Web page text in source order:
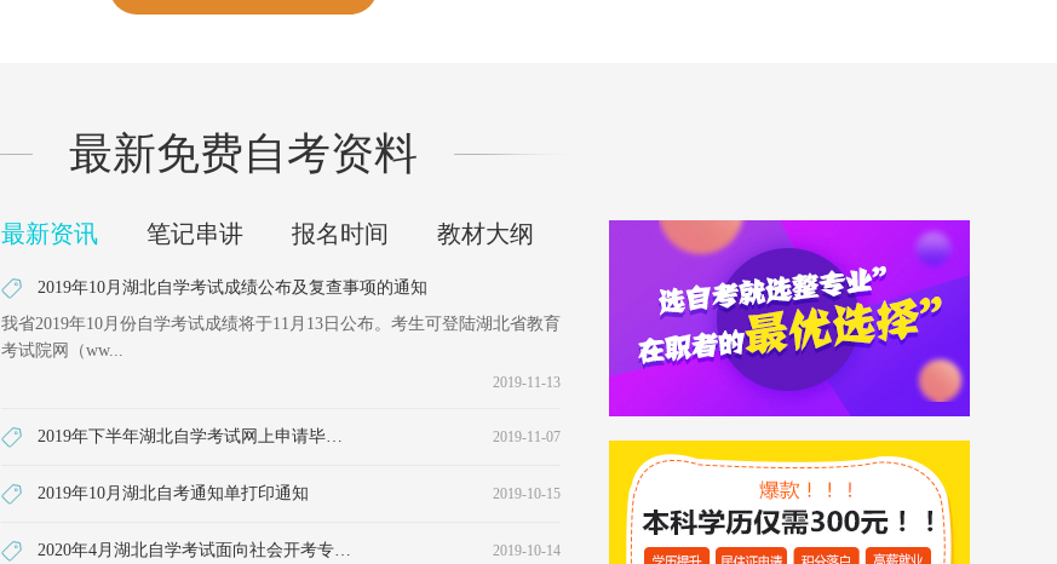
最新免费自考资料
最新资讯 笔记串讲 报名时间 教材大纲
2019年10月湖北自学考试成绩公布及复查事项的通知
我省2019年10月份自学考试成绩将于11月13日公布。考生可登陆湖北省教育
考试院网（ww...
2019-11-13
2019年下半年湖北自学考试网上申请毕业证须知 2019-11-07
2019年10月湖北自考通知单打印通知 2019-10-15
2020年4月湖北自学考试面向社会开考专业统考课程考试时间安排表（本科） 2019-10-14